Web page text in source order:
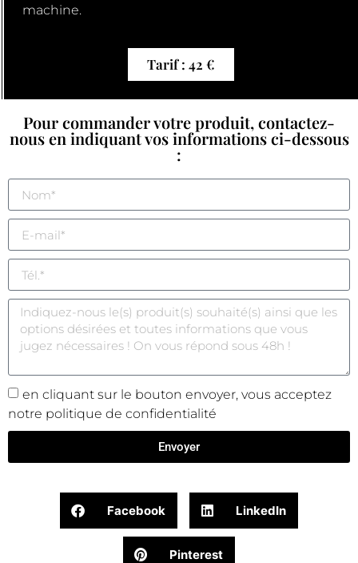
machine.
Tarif : 42 €
Pour commander votre produit, contactez-
nous en indiquant vos informations ci-dessous
:
en cliquant sur le bouton envoyer, vous acceptez
notre politique de confidentialité
Envoyer
Facebook LinkedIn
Pinterest